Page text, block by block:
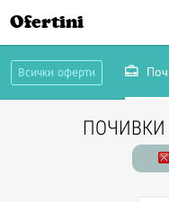
Ofertini
Всички оферти
ПОЧИВКИ